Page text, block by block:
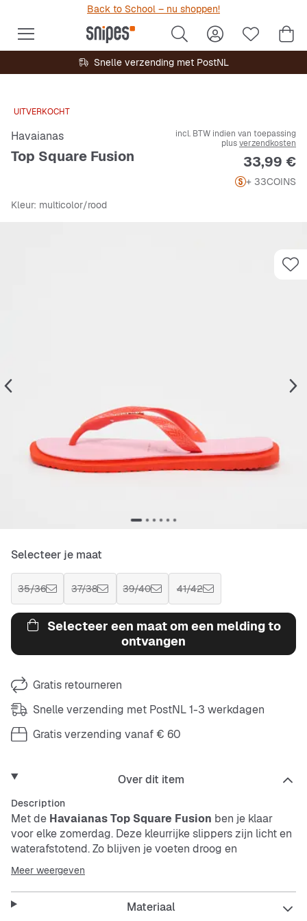
Back to School – nu shoppen!
Snelle verzending met PostNL
UITVERKOCHT
Havaianas
Top Square Fusion
incl. BTW indien van toepassing
plusverzendkosten
Prijs
33,99 €
+ 33COINS
Kleur: multicolor/rood
Selecteer je maat
35/36 37/38 39/40 41/42
Selecteer een maat om een melding to
ontvangen
Gratis retourneren
Snelle verzending met PostNL 1-3 werkdagen
Gratis verzending vanaf € 60
Over dit item
Description
Met de Havaianas Top Square Fusion ben je klaar
voor elke zomerdag. Deze kleurrijke slippers zijn licht en
waterafstotend. Zo blijven je voeten droog en
comfortabel, zelfs als het nat wordt. Perfect voor relaxte
dagen buiten of bij het water.
Meer weergeven
Materiaal